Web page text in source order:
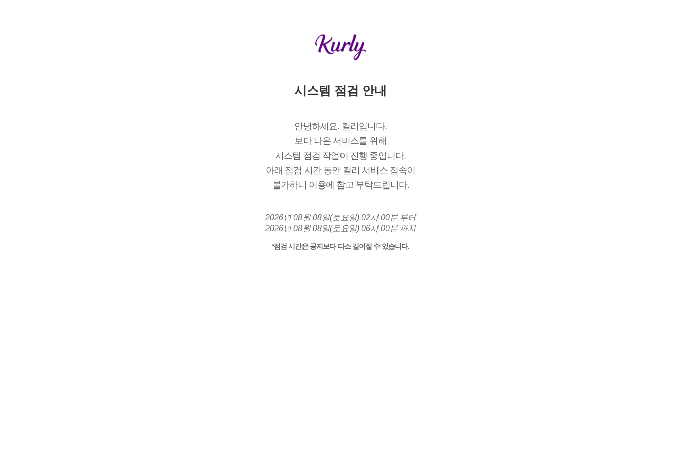
시스템 점검 안내
안녕하세요. 컬리입니다.
보다 나은 서비스를 위해
시스템 점검 작업이 진행 중입니다.
아래 점검 시간 동안 컬리 서비스 접속이
불가하니 이용에 참고 부탁드립니다.
2026년 08월 08일(토요일) 02시 00분 부터
2026년 08월 08일(토요일) 06시 00분 까지
*점검 시간은 공지보다 다소 길어질 수 있습니다.